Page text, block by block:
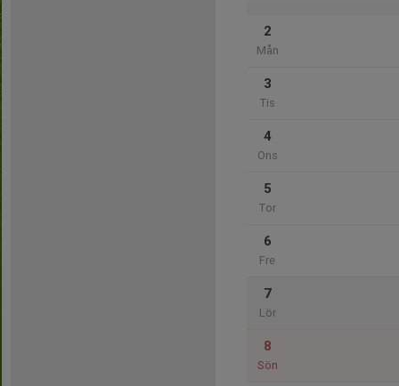
2
Mån
3
Tis
4
Ons
5
Tor
6
Fre
7
Lör
8
Sön